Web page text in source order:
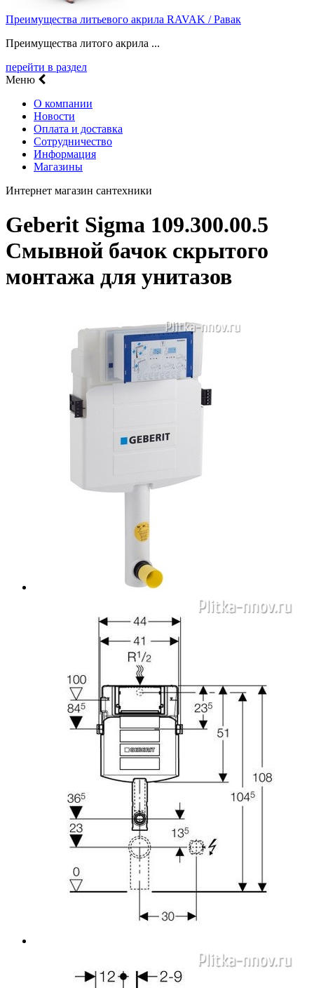
Преимущества литьевого акрила RAVAK / Равак
Преимущества литого акрила ...
перейти в раздел
Меню
О компании
Новости
Оплата и доставка
Сотрудничество
Информация
Магазины
Интернет магазин сантехники
Geberit Sigma 109.300.00.5
Смывной бачок скрытого
монтажа для унитазов